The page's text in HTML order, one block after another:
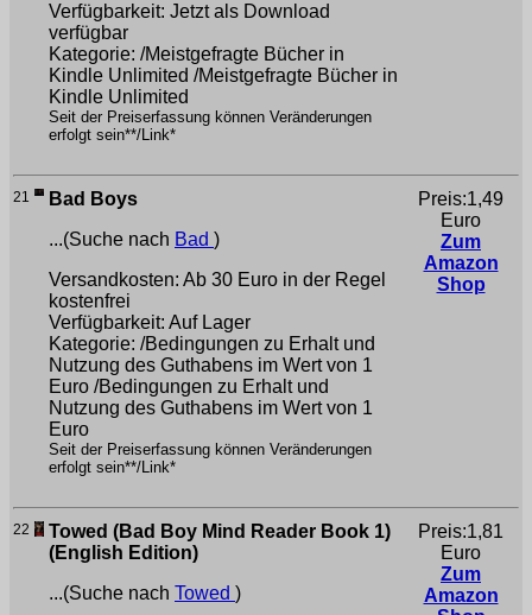
Verfügbarkeit: Jetzt als Download
verfügbar
Kategorie: /Meistgefragte Bücher in
Kindle Unlimited /Meistgefragte Bücher in
Kindle Unlimited
Seit der Preiserfassung können Veränderungen
erfolgt sein**/Link*
21
Bad Boys
...(Suche nach Bad )
Versandkosten: Ab 30 Euro in der Regel
kostenfrei
Verfügbarkeit: Auf Lager
Kategorie: /Bedingungen zu Erhalt und
Nutzung des Guthabens im Wert von 1
Euro /Bedingungen zu Erhalt und
Nutzung des Guthabens im Wert von 1
Euro
Seit der Preiserfassung können Veränderungen
erfolgt sein**/Link*
Preis:1,49
Euro
Zum
Amazon
Shop
22
Towed (Bad Boy Mind Reader Book 1)
(English Edition)
...(Suche nach Towed )
Preis:1,81
Euro
Zum
Amazon